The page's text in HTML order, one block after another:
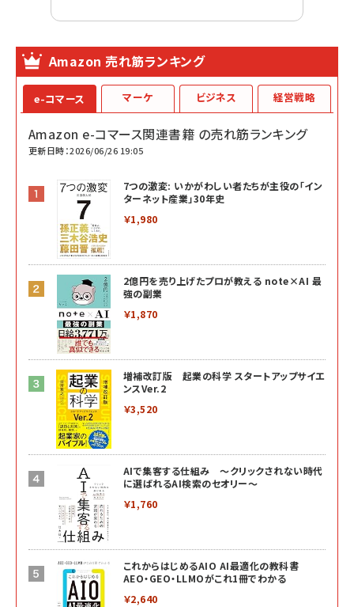
Amazon 売れ筋ランキング
e-コマース
Amazon e-コマース関連書籍 の売れ筋ランキング
更新日時：2026/06/26 19:05
7つの激変: いかがわしい者たちが主役の「イン
ターネット産業」30年史
￥1,980
2億円を売り上げたプロが教える note×AI 最
強の副業
￥1,870
増補改訂版 起業の科学 スタートアップサイエ
ンスVer.2
￥3,520
AIで集客する仕組み ～クリックされない時代
に選ばれるAI検索のセオリー～
￥1,760
これからはじめるAIO AI最適化の教科書
AEO・GEO・LLMOがこれ1冊でわかる
￥2,640
マーケ ビジネス 経営戦略